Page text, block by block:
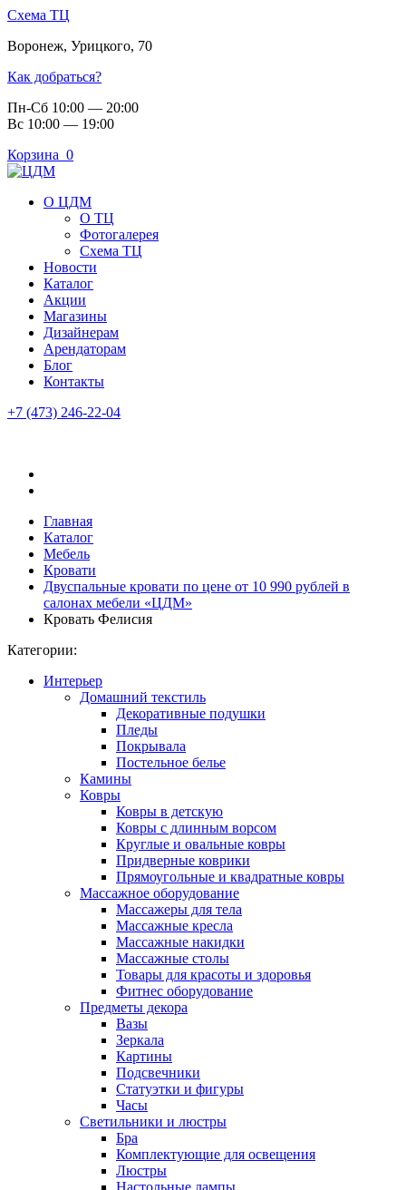
Схема ТЦ
Воронеж, Урицкого, 70
Как добраться?
Пн-Сб 10:00 — 20:00
Вс 10:00 — 19:00
Корзина 0
О ЦДМ
О ТЦ
Фотогалерея
Схема ТЦ
Новости
Каталог
Акции
Магазины
Дизайнерам
Арендаторам
Блог
Контакты
+7 (473) 246-22-04
Главная
Каталог
Мебель
Кровати
Двуспальные кровати по цене от 10 990 рублей в
салонах мебели «ЦДМ»
Кровать Фелисия
Категории:
Интерьер
Домашний текстиль
Декоративные подушки
Пледы
Покрывала
Постельное белье
Камины
Ковры
Ковры в детскую
Ковры с длинным ворсом
Круглые и овальные ковры
Придверные коврики
Прямоугольные и квадратные ковры
Массажное оборудование
Массажеры для тела
Массажные кресла
Массажные накидки
Массажные столы
Товары для красоты и здоровья
Фитнес оборудование
Предметы декора
Вазы
Зеркала
Картины
Подсвечники
Статуэтки и фигуры
Часы
Светильники и люстры
Бра
Комплектующие для освещения
Люстры
Настольные лампы